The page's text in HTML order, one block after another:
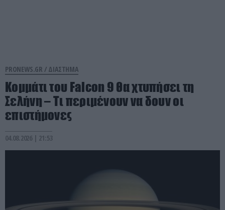
PRONEWS.GR / ΔΙΑΣΤΗΜΑ
Κομμάτι του Falcon 9 θα χτυπήσει τη
Σελήνη – Τι περιμένουν να δουν οι
επιστήμονες
04.08.2026 | 21:53